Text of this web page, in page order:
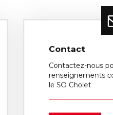
Contact
Contactez-nous
renseignements
le SO Cholet